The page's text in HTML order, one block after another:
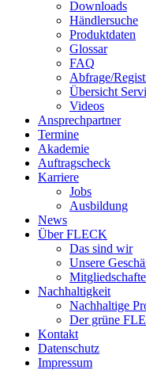
Downloads
Händlersuche
Produktdaten
Glossar
FAQ
Abfrage/
Übersicht
Videos
Ansprechpartner
Termine
Akademie
Auftragscheck
Karriere
Jobs
Ausbildung
News
Über FLECK
Das sind wir
Unsere
Nachhaltigkeit
Nachhaltige
Der grüne
Kontakt
Datenschutz
Impressum